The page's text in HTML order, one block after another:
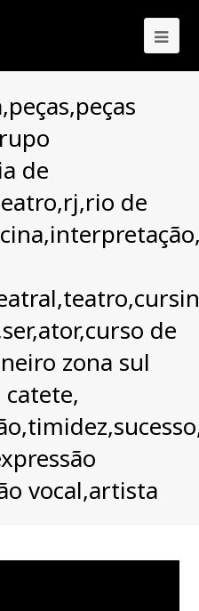
de
de
de
zona sul
vocal,artista